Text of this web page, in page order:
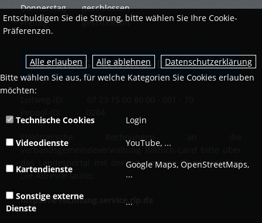
Donnerstag
geschlossen
Freitag
geschlossen
RECHNUNG - LEITWEG-ID
Verbandsgemeindeverwaltung Wittlich-Land bitte über
das Landesportal mit der o.g. Leitweg ID adressieren!
Die Adresse lautet:
https://e-rechnung.service.rlp.de
Entschuldigen Sie die Störung, bitte wählen Sie Ihre Cookie-
Präferenzen.
Datenschutzerklärung
Bitte wählen Sie aus, für welche Kategorien Sie Cookies erlauben
möchten:
Technische Cookies Login
Videodienste YouTube, ...
Kartendienste
Google Maps, OpenStreetMaps,
...
Sonstige externe
Dienste
...